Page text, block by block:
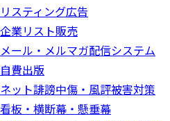
リスティング広告
企業リスト販売
メール・メルマガ配信システム
自費出版
ネット誹謗中傷・風評被害対策
看板・横断幕・懸垂幕